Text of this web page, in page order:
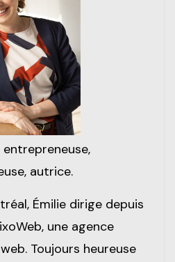
entrepreneuse,
autrice.
Émilie dirige depuis
une agence
Toujours heureuse